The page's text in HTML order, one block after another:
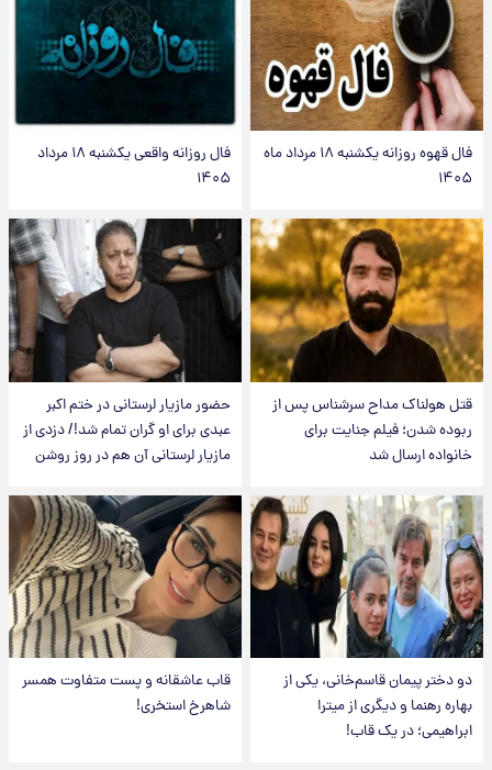
فال قهوه روزانه یکشنبه ۱۸ مرداد ماه
۱۴۰۵
فال روزانه واقعی یکشنبه ۱۸ مرداد
۱۴۰۵
قتل هولناک مداح سرشناس پس از
ربوده شدن؛ فیلم جنایت برای
خانواده ارسال شد
حضور مازیار لرستانی در ختم اکبر
عبدی برای او گران تمام شد!/ دزدی از
مازیار لرستانی آن هم در روز روشن
دو دختر پیمان قاسم‌خانی، یکی از
بهاره رهنما و دیگری از میترا
ابراهیمی؛ در یک قاب!
قاب عاشقانه و پست متفاوت همسر
شاهرخ استخری!